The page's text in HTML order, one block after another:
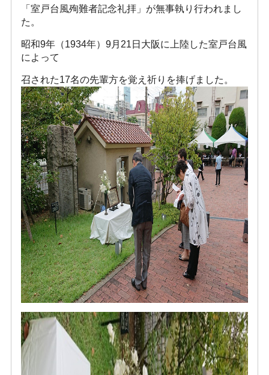
「室戸台風殉難者記念礼拝」が無事執り行われまし
た。
昭和9年（1934年）9月21日大阪に上陸した室戸台風
によって
召された17名の先輩方を覚え祈りを捧げました。